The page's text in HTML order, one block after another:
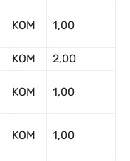
KOM 1,00
KOM
2,00
KOM 1,00
KOM 1,00